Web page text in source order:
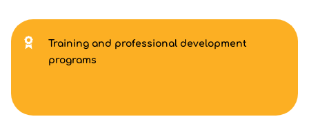
Training and professional development
programs